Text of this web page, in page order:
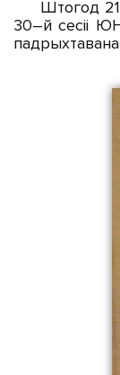
Штогод
30–й сесіі